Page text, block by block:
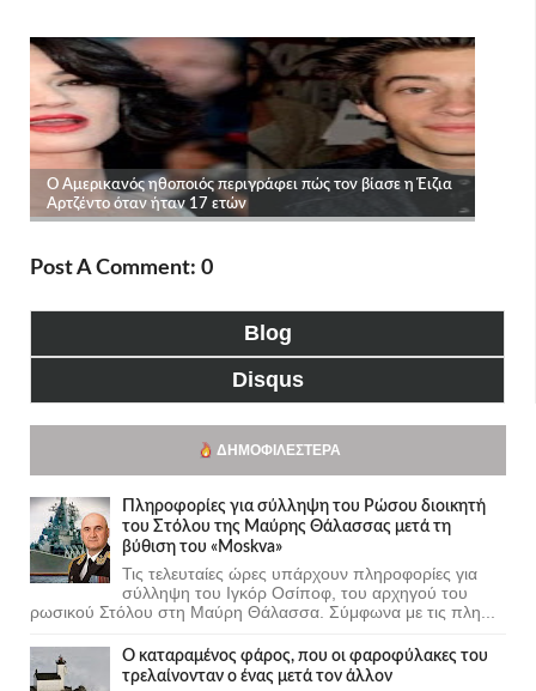
Post A Comment: 0
Blog
Disqus
ΔΗΜΟΦΙΛΈΣΤΕΡΑ
Πληροφορίες για σύλληψη του Ρώσου διοικητή
του Στόλου της Mαύρης Θάλασσας μετά τη
βύθιση του «Moskva»
Τις τελευταίες ώρες υπάρχουν πληροφορίες για
σύλληψη του Ιγκόρ Οσίποφ, του αρχηγού του
ρωσικού Στόλου στη Μαύρη Θάλασσα. Σύμφωνα με τις πλη...
Ο καταραμένος φάρος, που οι φαροφύλακες του
τρελαίνονταν ο ένας μετά τον άλλον